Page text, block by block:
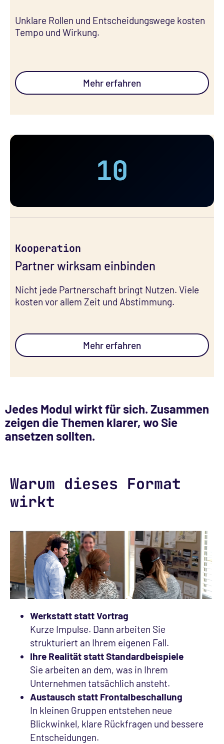
Unklare Rollen und Entscheidungswege kosten
Tempo und Wirkung. ㅤㅤㅤㅤㅤㅤㅤㅤㅤㅤㅤㅤㅤㅤ
Mehr erfahren
10
Kooperation
Partner wirksam einbinden
Nicht jede Partnerschaft bringt Nutzen. Viele
kosten vor allem Zeit und Abstimmung.
Mehr erfahren
Jedes Modul wirkt für sich. Zusammen
zeigen die Themen klarer, wo Sie
ansetzen sollten.
Warum dieses Format
wirkt
Werkstatt statt Vortrag
Kurze Impulse. Dann arbeiten Sie
strukturiert an Ihrem eigenen Fall.
Ihre Realität statt Standardbeispiele
Sie arbeiten an dem, was in Ihrem
Unternehmen tatsächlich ansteht.
Austausch statt Frontalbeschallung
In kleinen Gruppen entstehen neue
Blickwinkel, klare Rückfragen und bessere
Entscheidungen.